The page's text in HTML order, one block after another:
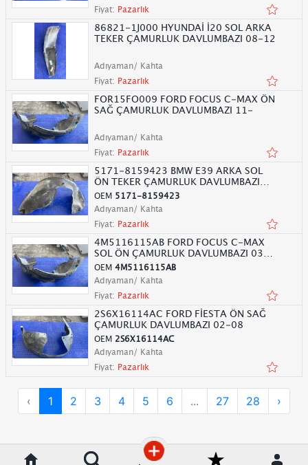
Fiyat: Pazarlık
86821-1J000 HYUNDAİ İ20 SOL ARKA
TEKER ÇAMURLUK DAVLUMBAZI 08-12
Adıyaman/ Kahta
Fiyat: Pazarlık
FOR15FO009 FORD FOCUS C-MAX ÖN
SAĞ ÇAMURLUK DAVLUMBAZI 11-
Adıyaman/ Kahta
Fiyat: Pazarlık
5171-8159423 BMW E39 ARKA SOL
ÖN TEKER ÇAMURLUK DAVLUMBAZI
96-03
OEM 5171-8159423
Adıyaman/ Kahta
Fiyat: Pazarlık
4M5116115AB FORD FOCUS C-MAX
SOL ÖN ÇAMURLUK DAVLUMBAZI 03-
11
OEM 4M5116115AB
Adıyaman/ Kahta
Fiyat: Pazarlık
2S6X16114AC FORD FİESTA ÖN SAĞ
ÇAMURLUK DAVLUMBAZI 02-08
OEM 2S6X16114AC
Adıyaman/ Kahta
Fiyat: Pazarlık
‹ 1 2 3 4 5 6 ... 27 28 ›